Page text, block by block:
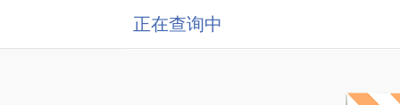
正在查询中